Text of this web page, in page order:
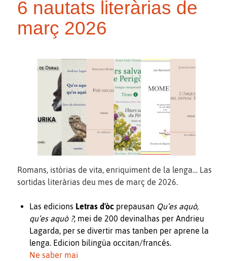
6 nautats literàrias de
març 2026
Romans, istòrias de vita, enriquiment de la lenga… Las
sortidas literàrias deu mes de març de 2026.
Las edicions Letras d'òc prepausan Qu’es aquò,
qu’es aquò ?, mei de 200 devinalhas per Andrieu
Lagarda, per se divertir mas tanben per aprene la
lenga. Edicion bilingüa occitan/francés.
Ne saber mai